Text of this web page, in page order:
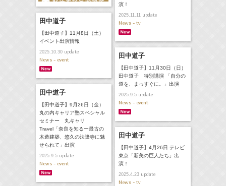
演！
2025.11.11update
News - tv
田中道子
【田中道子】11月8日（土）
イベント出演情報
2025.10.30update
News - event 田中道子
【田中道子】11月30日（日）
田中道子 特別講演 「自分の
道を、まっすぐに。」出演
2025.9.5update
News - event
田中道子
【田中道子】9月26日（金）
丸の内キャリア塾スペシャル
セミナー 丸キャリ
Travel「奈良を知るー最古の
木造建築、悠久の法隆寺に魅
せられて」出演
2025.9.5update
News - event
田中道子
【田中道子】4月26日 テレビ
東京「新美の巨人たち」出
演！
2025.4.23update
News - tv